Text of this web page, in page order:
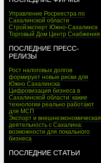
Управление Росреестра по
Сахалинской области
Стройэксперт Южно-Сахалинск
Торговый Дом Центр Снабжения
ПОСЛЕДНИЕ ПРЕСС-
РЕЛИЗЫ
Рост налоговых долгов
формирует новые риски для
Южно Сахалинска
Цифровизация бизнеса в
Сахалинской области: какие
технологии реально работают
для МСП
Экспорт и внешнеэкономическая
деятельность с Сахалина:
возможности для локального
бизнеса
ПОСЛЕДНИЕ СТАТЬИ